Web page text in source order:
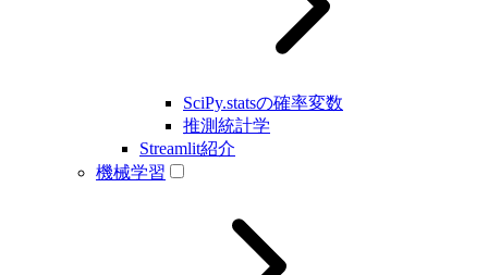
SciPy.statsの確率変数
推測統計学
Streamlit紹介
機械学習